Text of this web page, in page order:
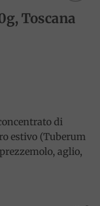
Add to
wishlist
Toscana
di
estivo (Tuberum
aglio,